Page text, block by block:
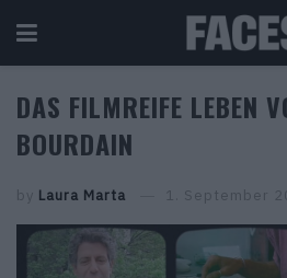
DAS FILMREIFE LEBEN
BOURDAIN
by Laura Marta 1. September